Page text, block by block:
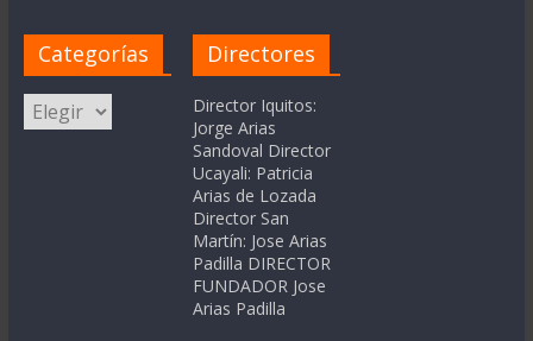
Categorías
Categorías
Directores
Director Iquitos:
Jorge Arias
Sandoval Director
Ucayali: Patricia
Arias de Lozada
Director San
Martín: Jose Arias
Padilla DIRECTOR
FUNDADOR Jose
Arias Padilla